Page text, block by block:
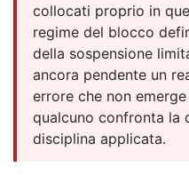
collocati proprio in
regime del blocco
della sospensione
ancora pendente un
errore che non
qualcuno confronta la
disciplina applicata.